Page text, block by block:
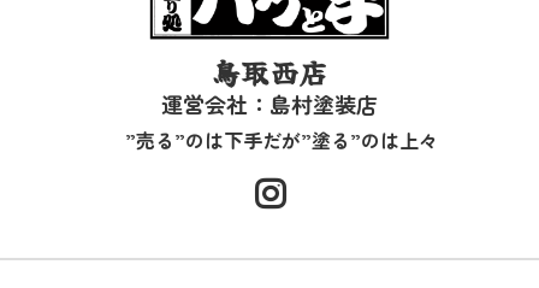
鳥取西店
運営会社：島村塗装店
”売る”のは下手だが”塗る”のは上々